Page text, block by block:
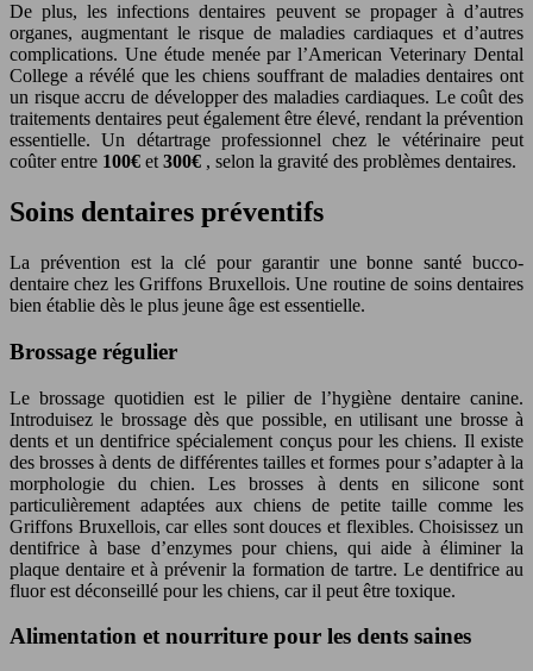
De plus, les infections dentaires peuvent se propager à d’autres
organes, augmentant le risque de maladies cardiaques et d’autres
complications. Une étude menée par l’American Veterinary Dental
College a révélé que les chiens souffrant de maladies dentaires ont
un risque accru de développer des maladies cardiaques. Le coût des
traitements dentaires peut également être élevé, rendant la prévention
essentielle. Un détartrage professionnel chez le vétérinaire peut
coûter entre 100€ et300€ , selon la gravité des problèmes dentaires.
Soins dentaires préventifs
La prévention est la clé pour garantir une bonne santé bucco-
dentaire chez les Griffons Bruxellois. Une routine de soins dentaires
bien établie dès le plus jeune âge est essentielle.
Brossage régulier
Le brossage quotidien est le pilier de l’hygiène dentaire canine.
Introduisez le brossage dès que possible, en utilisant une brosse à
dents et un dentifrice spécialement conçus pour les chiens. Il existe
des brosses à dents de différentes tailles et formes pour s’adapter à la
morphologie du chien. Les brosses à dents en silicone sont
particulièrement adaptées aux chiens de petite taille comme les
Griffons Bruxellois, car elles sont douces et flexibles. Choisissez un
dentifrice à base d’enzymes pour chiens, qui aide à éliminer la
plaque dentaire et à prévenir la formation de tartre. Le dentifrice au
fluor est déconseillé pour les chiens, car il peut être toxique.
Alimentation et nourriture pour les dents saines